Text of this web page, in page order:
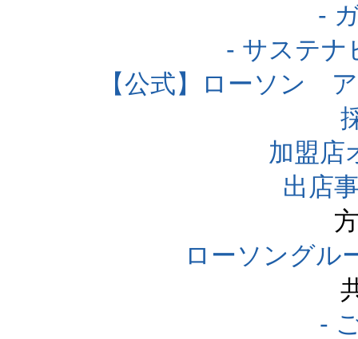
-
- サステナ
【公式】ローソン
加盟店
出店
ローソングル
-